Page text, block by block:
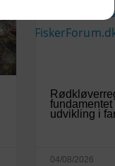
fundamentet
udvikling i
04/08/2026